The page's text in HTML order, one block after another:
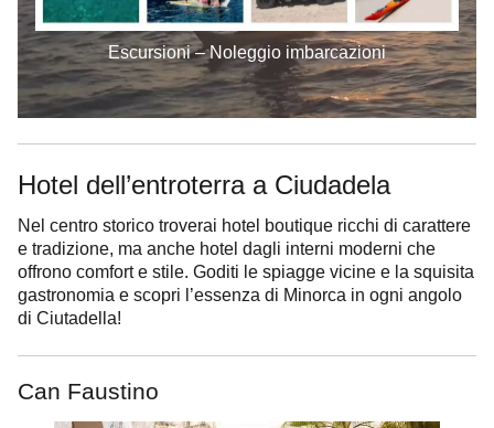
Escursioni – Noleggio imbarcazioni
Hotel dell’entroterra a Ciudadela
Nel centro storico troverai hotel boutique ricchi di carattere
e tradizione, ma anche hotel dagli interni moderni che
offrono comfort e stile. Goditi le spiagge vicine e la squisita
gastronomia e scopri l’essenza di Minorca in ogni angolo
di Ciutadella!
Can Faustino